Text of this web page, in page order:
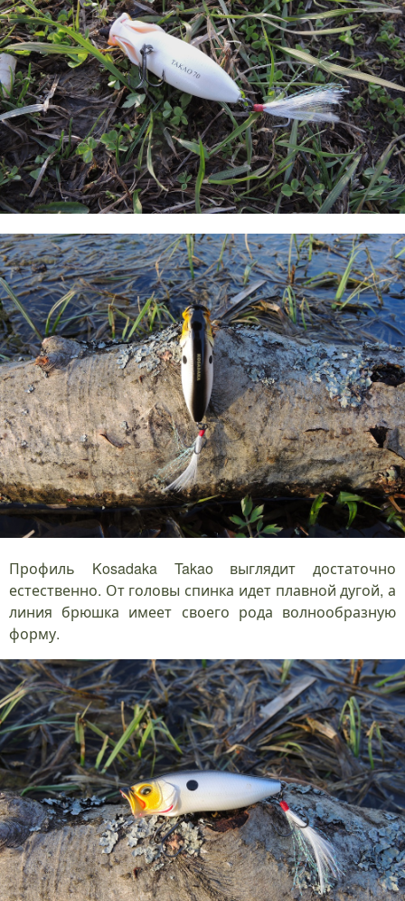
Профиль Kosadaka Takao выглядит достаточно
естественно. От головы спинка идет плавной дугой, а
линия брюшка имеет своего рода волнообразную
форму.